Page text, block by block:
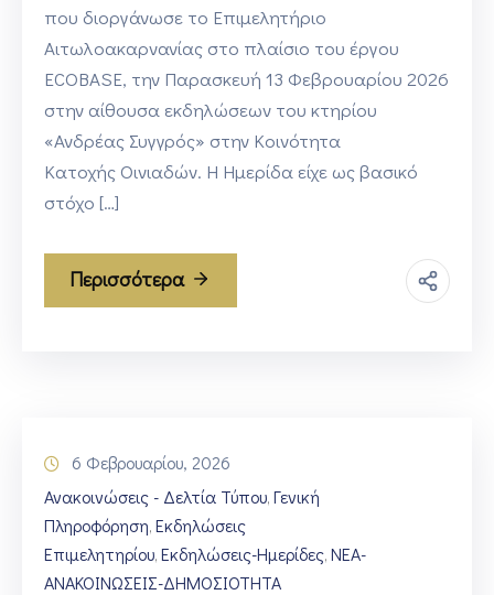
που διοργάνωσε το Επιμελητήριο
Αιτωλοακαρνανίας στο πλαίσιο του έργου
ECOBASE, την Παρασκευή 13 Φεβρουαρίου 2026
στην αίθουσα εκδηλώσεων του κτηρίου
«Ανδρέας Συγγρός» στην Κοινότητα
Κατοχής Οινιαδών. Η Ημερίδα είχε ως βασικό
στόχο […]
Περισσότερα
6 Φεβρουαρίου, 2026
Ανακοινώσεις - Δελτία Τύπου‚ Γενική
Πληροφόρηση‚ Εκδηλώσεις
Επιμελητηρίου‚ Εκδηλώσεις-Ημερίδες‚ ΝΕΑ-
ΑΝΑΚΟΙΝΩΣΕΙΣ-ΔΗΜΟΣΙΟΤΗΤΑ